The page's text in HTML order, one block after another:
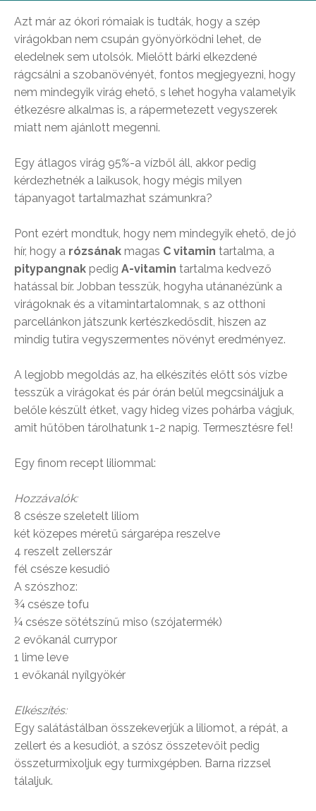
Azt már az ókori rómaiak is tudták, hogy a szép
virágokban nem csupán gyönyörködni lehet, de
eledelnek sem utolsók. Mielőtt bárki elkezdené
rágcsálni a szobanövényét, fontos megjegyezni, hogy
nem mindegyik virág ehető, s lehet hogyha valamelyik
étkezésre alkalmas is, a rápermetezett vegyszerek
miatt nem ajánlott megenni.
Egy átlagos virág 95%-a vízből áll, akkor pedig
kérdezhetnék a laikusok, hogy mégis milyen
tápanyagot tartalmazhat számunkra?
Pont ezért mondtuk, hogy nem mindegyik ehető, de jó
hír, hogy a rózsának magas C vitamin tartalma, a
pitypangnak pedig A-vitamin tartalma kedvező
hatással bír. Jobban tesszük, hogyha utánanézünk a
virágoknak és a vitamintartalomnak, s az otthoni
parcellánkon játszunk kertészkedősdit, hiszen az
mindig tutira vegyszermentes növényt eredményez.
A legjobb megoldás az, ha elkészítés előtt sós vízbe
tesszük a virágokat és pár órán belül megcsináljuk a
belőle készült étket, vagy hideg vizes pohárba vágjuk,
amit hűtőben tárolhatunk 1-2 napig. Termesztésre fel!
Egy finom recept liliommal:
Hozzávalók:
8 csésze szeletelt liliom
két közepes méretű sárgarépa reszelve
4 reszelt zellerszár
fél csésze kesudió
A szószhoz:
¾ csésze tofu
¼ csésze sötétszínű miso (szójatermék)
2 evőkanál currypor
1 lime leve
1 evőkanál nyílgyökér
Elkészítés:
Egy salátástálban összekeverjük a liliomot, a répát, a
zellert és a kesudiót, a szósz összetevőit pedig
összeturmixoljuk egy turmixgépben. Barna rizzsel
tálaljuk.